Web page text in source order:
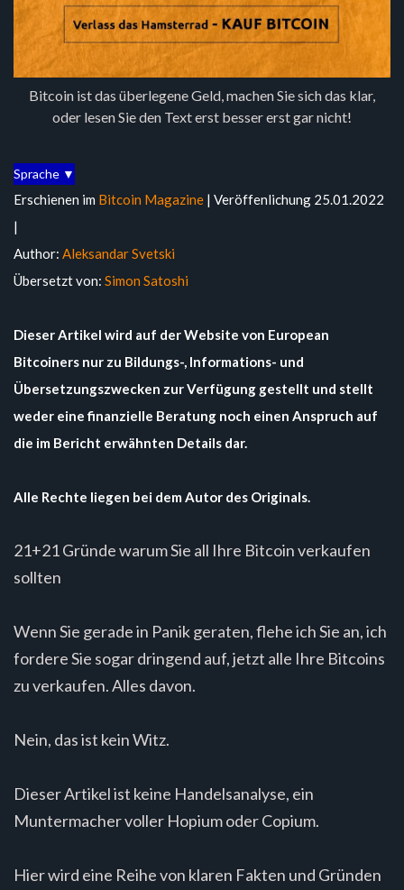
Bitcoin ist das überlegene Geld, machen Sie sich das klar,
oder lesen Sie den Text erst besser erst gar nicht!
Sprache ▼
Erschienen im Bitcoin Magazine | Veröffenlichung 25.01.2022
|
Author: Aleksandar Svetski
Übersetzt von: Simon Satoshi
Dieser Artikel wird auf der Website von European
Bitcoiners nur zu Bildungs-, Informations- und
Übersetzungszwecken zur Verfügung gestellt und stellt
weder eine finanzielle Beratung noch einen Anspruch auf
die im Bericht erwähnten Details dar.
Alle Rechte liegen bei dem Autor des Originals.
21+21 Gründe warum Sie all Ihre Bitcoin verkaufen
sollten
Wenn Sie gerade in Panik geraten, flehe ich Sie an, ich
fordere Sie sogar dringend auf, jetzt alle Ihre Bitcoins
zu verkaufen. Alles davon.
Nein, das ist kein Witz.
Dieser Artikel ist keine Handelsanalyse, ein
Muntermacher voller Hopium oder Copium.
Hier wird eine Reihe von klaren Fakten und Gründen